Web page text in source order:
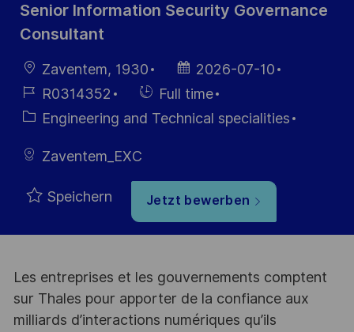
Senior Information Security Governance
Consultant
Ort Zaventem, 1930
Datum der
Veröffentlichung
2026-07-10
Job-
ID
R0314352 Einstellunngstyp
Full time
Kategorie
Engineering and Technical specialities
Zaventem_EXC
Speichern Jetzt bewerben
Les entreprises et les gouvernements comptent
sur Thales pour apporter de la confiance aux
milliards d’interactions numériques qu’ils